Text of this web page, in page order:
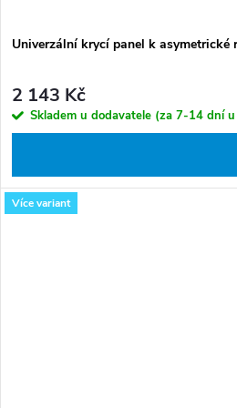
Univerzální krycí panel k asymetrické
2 143 Kč
Skladem u dodavatele (za 7-14 dní u
Více variant